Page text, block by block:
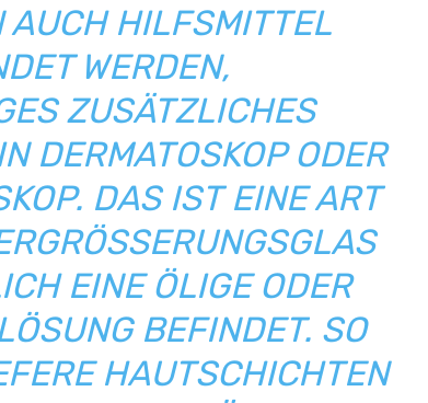
AUCH HILFSMITTEL
WERDEN,
ZUSÄTZLICHES
DERMATOSKOP ODER
DAS IST EINE ART
S
EINE ÖLIGE ODER A
BEFINDET. SO K
HAUTSCHICHTEN D